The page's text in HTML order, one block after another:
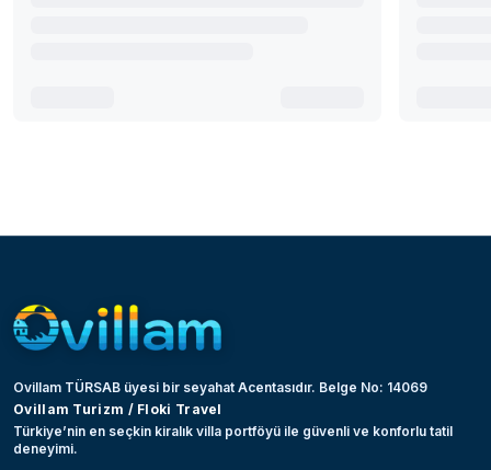
Ovillam TÜRSAB üyesi bir seyahat Acentasıdır. Belge No: 14069
Ovillam Turizm / Floki Travel
Türkiye’nin en seçkin kiralık villa portföyü ile güvenli ve konforlu tatil
deneyimi.